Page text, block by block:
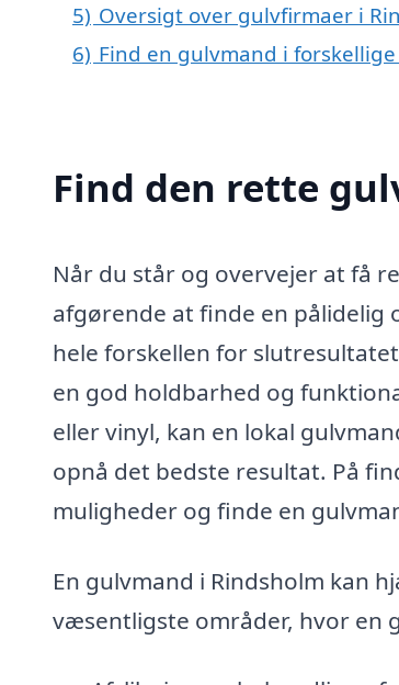
5) Oversigt over gulvfirmaer i
6) Find en gulvmand i
Find den rette
Når du står og overvejer at få
afgørende at finde en pålidelig
hele forskellen for
en god holdbarhed og
eller vinyl, kan en lokal
opnå det bedste resultat. På
muligheder og finde en
En gulvmand i Rindsholm kan
væsentligste områder, hvor en